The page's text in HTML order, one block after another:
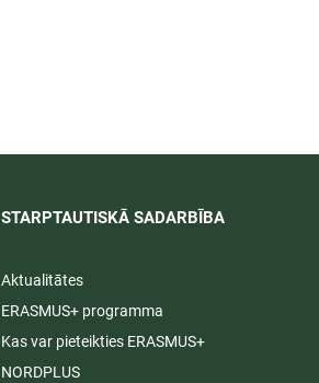
STARPTAUTISKĀ SADARBĪBA​
Aktualitātes
ERASMUS+ programma
Kas var pieteikties ERASMUS+
NORDPLUS